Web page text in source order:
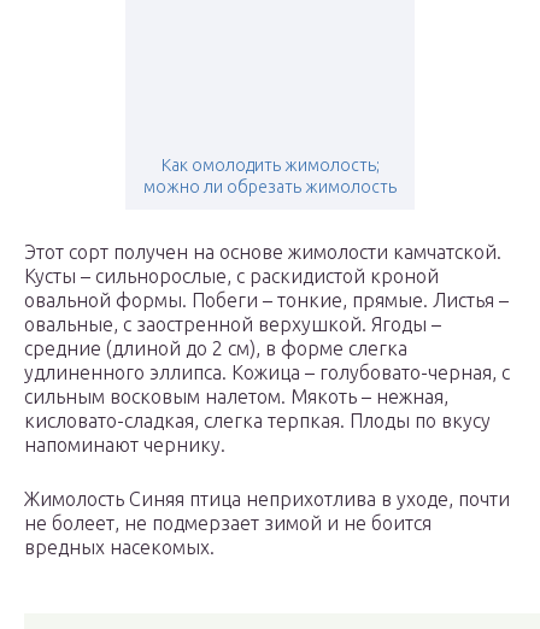
Как омолодить жимолость;
можно ли обрезать жимолость
Этот сорт получен на основе жимолости камчатской.
Кусты – сильнорослые, с раскидистой кроной
овальной формы. Побеги – тонкие, прямые. Листья –
овальные, с заостренной верхушкой. Ягоды –
средние (длиной до 2 см), в форме слегка
удлиненного эллипса. Кожица – голубовато-черная, с
сильным восковым налетом. Мякоть – нежная,
кисловато-сладкая, слегка терпкая. Плоды по вкусу
напоминают чернику.
Жимолость Синяя птица неприхотлива в уходе, почти
не болеет, не подмерзает зимой и не боится
вредных насекомых.